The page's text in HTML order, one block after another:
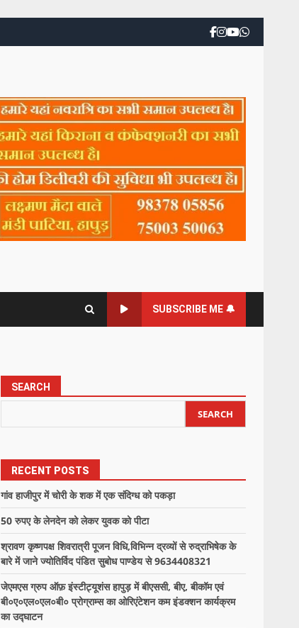
SUBSCRIBE ME 🔔
SEARCH
SEARCH
RECENT POSTS
गांव हाजीपुर में चोरी के शक में एक संदिग्ध को पकड़ा
50 रुपए के लेनदेन को लेकर युवक को पीटा
श्रावण कृष्णपक्ष शिवरात्री पूजन विधि,विभिन्न द्रव्यों से रुद्राभिषेक के
बारे में जाने ज्योतिर्विद पंडित सुबोध पाण्डेय से 9634408321
जेएमएस ग्रुप ऑफ़ इंस्टीट्यूशंस हापुड़ में बीएससी, बीए, बीकॉम एवं
बी०ए०एल०एल०बी० प्रोग्राम्स का ओरिएंटेशन कम इंडक्शन कार्यक्रम
का उद्घाटन